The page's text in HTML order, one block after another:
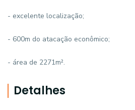
- excelente localização;
- 600m do atacação econômico;
- área de 2271m².
Detalhes